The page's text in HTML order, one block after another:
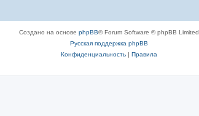
Создано на основе phpBB® Forum Software © phpBB Limited
Русская поддержка phpBB
Конфиденциальность| Правила